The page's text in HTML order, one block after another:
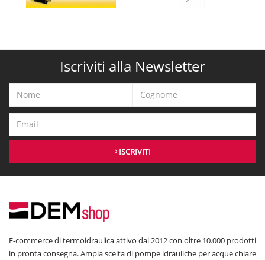
Iscriviti alla Newsletter
ISCRIVITI
E-commerce di termoidraulica attivo dal 2012 con oltre 10.000 prodotti
in pronta consegna. Ampia scelta di pompe idrauliche per acque chiare